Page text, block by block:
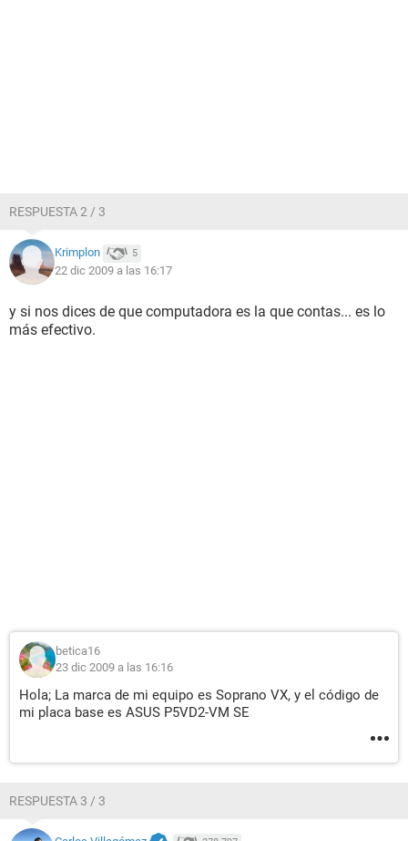
RESPUESTA 2 / 3
Krimplon 5
22 dic 2009 a las 16:17
y si nos dices de que computadora es la que contas... es lo
más efectivo.
betica16
23 dic 2009 a las 16:16
Hola; La marca de mi equipo es Soprano VX, y el código de
mi placa base es ASUS P5VD2-VM SE
RESPUESTA 3 / 3